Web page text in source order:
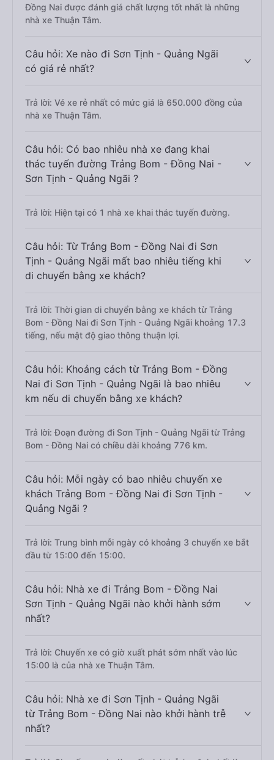
Đồng Nai được đánh giá chất lượng tốt nhất là những
nhà xe Thuận Tâm.
Câu hỏi: Xe nào đi Sơn Tịnh - Quảng Ngãi
có giá rẻ nhất?
Trả lời: Vé xe rẻ nhất có mức giá là 650.000 đồng của
nhà xe Thuận Tâm.
Câu hỏi: Có bao nhiêu nhà xe đang khai
thác tuyến đường Trảng Bom - Đồng Nai -
Sơn Tịnh - Quảng Ngãi ?
Trả lời: Hiện tại có 1 nhà xe khai thác tuyến đường.
Câu hỏi: Từ Trảng Bom - Đồng Nai đi Sơn
Tịnh - Quảng Ngãi mất bao nhiêu tiếng khi
di chuyển bằng xe khách?
Trả lời: Thời gian di chuyển bằng xe khách từ Trảng
Bom - Đồng Nai đi Sơn Tịnh - Quảng Ngãi khoảng 17.3
tiếng, nếu mật độ giao thông thuận lợi.
Câu hỏi: Khoảng cách từ Trảng Bom - Đồng
Nai đi Sơn Tịnh - Quảng Ngãi là bao nhiêu
km nếu di chuyển bằng xe khách?
Trả lời: Đoạn đường đi Sơn Tịnh - Quảng Ngãi từ Trảng
Bom - Đồng Nai có chiều dài khoảng 776 km.
Câu hỏi: Mỗi ngày có bao nhiêu chuyến xe
khách Trảng Bom - Đồng Nai đi Sơn Tịnh -
Quảng Ngãi ?
Trả lời: Trung bình mỗi ngày có khoảng 3 chuyến xe bắt
đầu từ 15:00 đến 15:00.
Câu hỏi: Nhà xe đi Trảng Bom - Đồng Nai
Sơn Tịnh - Quảng Ngãi nào khởi hành sớm
nhất?
Trả lời: Chuyến xe có giờ xuất phát sớm nhất vào lúc
15:00 là của nhà xe Thuận Tâm.
Câu hỏi: Nhà xe đi Sơn Tịnh - Quảng Ngãi
từ Trảng Bom - Đồng Nai nào khởi hành trễ
nhất?